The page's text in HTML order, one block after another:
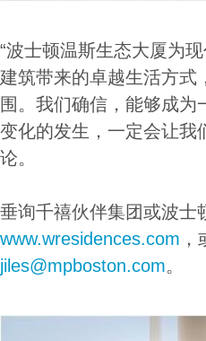
“波士顿温斯生态大厦为
建筑带来的卓越生活方式
围。我们确信，能够成
变化的发生，一定会让我
论。
垂询千禧伙伴集团或波士
www.wresidences.com
jiles@mpboston.com。